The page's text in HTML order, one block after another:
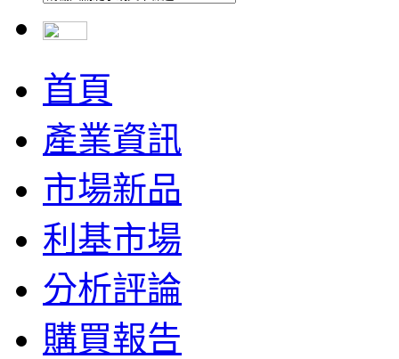
首頁
產業資訊
市場新品
利基市場
分析評論
購買報告